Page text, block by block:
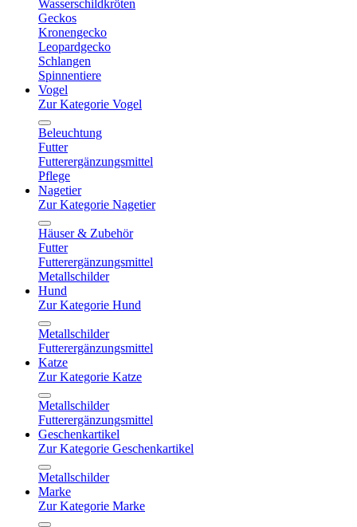
Wasserschildkröten
Geckos
Kronengecko
Leopardgecko
Schlangen
Spinnentiere
Vogel
Zur Kategorie Vogel
Beleuchtung
Futter
Futterergänzungsmittel
Pflege
Nagetier
Zur Kategorie Nagetier
Häuser & Zubehör
Futter
Futterergänzungsmittel
Metallschilder
Hund
Zur Kategorie Hund
Metallschilder
Futterergänzungsmittel
Katze
Zur Kategorie Katze
Metallschilder
Futterergänzungsmittel
Geschenkartikel
Zur Kategorie Geschenkartikel
Metallschilder
Marke
Zur Kategorie Marke